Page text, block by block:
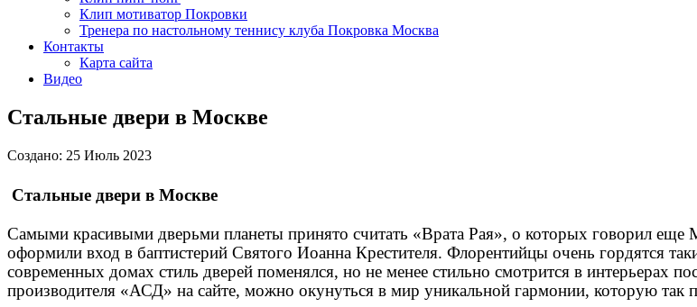
Клип мотиватор Покровки
Тренера по настольному теннису клуба Покровка Москва
Контакты
Карта сайта
Видео
Стальные двери в Москве
Создано: 25 Июль 2023
Стальные двери в Москве
Самыми красивыми дверьми планеты принято считать «Врата Рая», о которых говорил
оформили вход в баптистерий Святого Иоанна Крестителя. Флорентийцы очень гордятся
современных домах стиль дверей поменялся, но не менее стильно смотрится в интерьерах
производителя «АСД» на сайте, можно окунуться в мир уникальной гармонии, которую так